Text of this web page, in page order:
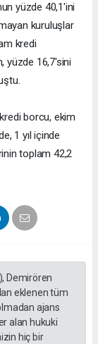
yüzde 40,1'ini
kuruluşlar
kredi
yüzde 16,7'sini
borcu, ekim
1 yıl içinde
toplam 42,2
Demirören
eklenen tüm
ajans
alan hukuki
hiç bir